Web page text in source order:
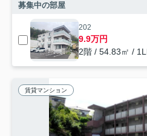
募集中の部屋
202
9.9万円
2階 / 54.83㎡ /
賃貸マンション